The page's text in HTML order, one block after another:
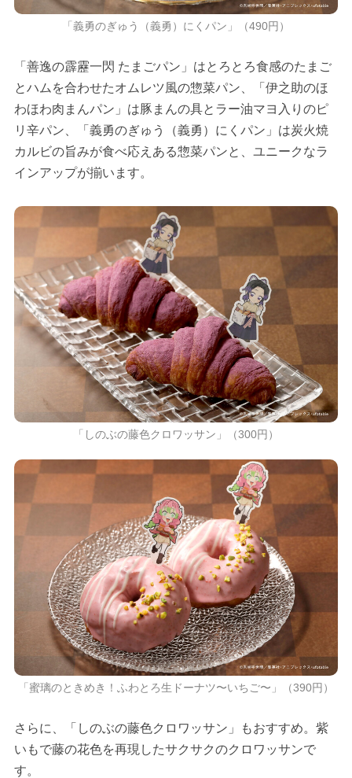
「義勇のぎゅう（義勇）にくパン」（490円）
「善逸の霹靂一閃 たまごパン」はとろとろ食感のたまご
とハムを合わせたオムレツ風の惣菜パン、「伊之助のほ
わほわ肉まんパン」は豚まんの具とラー油マヨ入りのピ
リ辛パン、「義勇のぎゅう（義勇）にくパン」は炭火焼
カルビの旨みが食べ応えある惣菜パンと、ユニークなラ
インアップが揃います。
「しのぶの藤色クロワッサン」（300円）
「蜜璃のときめき！ふわとろ生ドーナツ〜いちご〜」（390円）
さらに、「しのぶの藤色クロワッサン」もおすすめ。紫
いもで藤の花色を再現したサクサクのクロワッサンで
す。